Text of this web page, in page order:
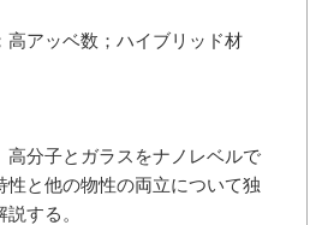
アッベ数；ハイブリッド材
分子とガラスをナノレベルで
と他の物性の両立について独
する。